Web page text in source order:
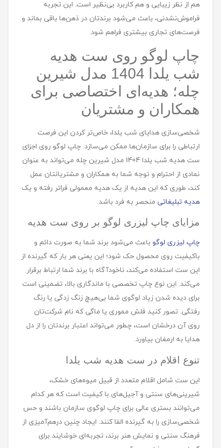
هم از نظر زیبایی و هم کاربرد بی‌نظیر است. این تجربه
فراموش‌نشدنی، باعث می‌شود برندتان در ذهن‌ها باقی بماند و
فرصت‌های تجاری بیشتری فراهم شود.
چاپ لوگو روی ست هديه
شب یلدا 1404 مدل شيرين
چله؛ هدیه‌ای اختصاصی برای
همکاران و مشتریان
شخصی‌سازی هدایای شب یلدا، خاص‌تر کردن این فرصت
ارتباطی را برای سازمان‌ها ممکن می‌سازد. چاپ لوگو روی اجزای
ست هديه شب یلدا 1404 مدل شيرين چله می‌تواند به عنوان
نمادی از احترام و توجه شما به همکاران و مشتریانتان عمل
کند، طوری که این هدیه از یک هدیه معمولی فراتر رفته و یک
هدیه تبلیغاتی منحصر به فرد باشد.
مزایای چاپ لیزری لوگو بر روی ست هديه
چاپ لیزری لوگو باعث می‌شود برند شما به صورت دائم و
باکیفیت روی محصول حک شود؛ این یعنی هر بار که گیرنده از
این ست استفاده می‌کند، ناخودآگاه با برند شما ارتباط برقرار
می‌کند. این نوع چاپ تخصصی با ماندگاری بالا، تضمینی است
برای دیده شدن زیاد لوگوی شما بی‌هیچ زنگ زدگی یا رنگ
رفتگی. تصور کنید فلش مموری یا ماگی که نام شرکت‌تان
روی آن درخشان است، چطور می‌تواند اعتبار برندتان را از دل
هدایا به ارمغان بیاورد.
تنوع اقلام در ست هديه شب یلدا
این ست شامل اقلام متعدد از قبیل میوه‌های خشک،
شیرینی‌های سنتی و آجیل‌های با کیفیت است که هر کدام
می‌توانند بستری عالی برای چاپ لوگوی سازمان باشند و حس
شخصی‌سازی را به گیرنده القا کنند. ایجاد چنین درهم‌آمیزی از
فرهنگ سنتی و نمایش هنر برند، تجربه‌ای خوشایند برای